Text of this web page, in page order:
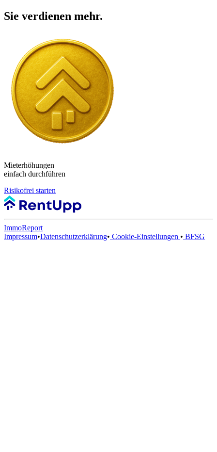
Sie verdienen mehr.
Mieterhöhungen
einfach durchführen
Risikofrei starten
ImmoReport
Impressum•Datenschutzerklärung• Cookie-Einstellungen • BFSG